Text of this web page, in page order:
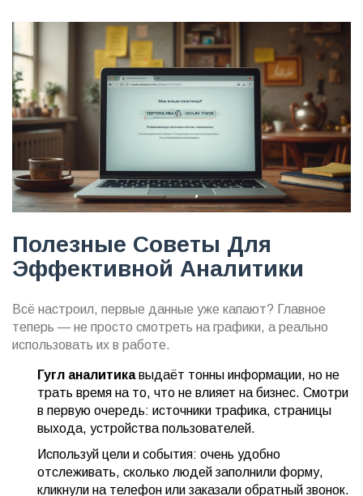
Полезные Советы Для
Эффективной Аналитики
Всё настроил, первые данные уже капают? Главное
теперь — не просто смотреть на графики, а реально
использовать их в работе.
Гугл аналитикавыдаёт тонны информации, но не
трать время на то, что не влияет на бизнес. Смотри
в первую очередь: источники трафика, страницы
выхода, устройства пользователей.
Используй цели и события: очень удобно
отслеживать, сколько людей заполнили форму,
кликнули на телефон или заказали обратный звонок.